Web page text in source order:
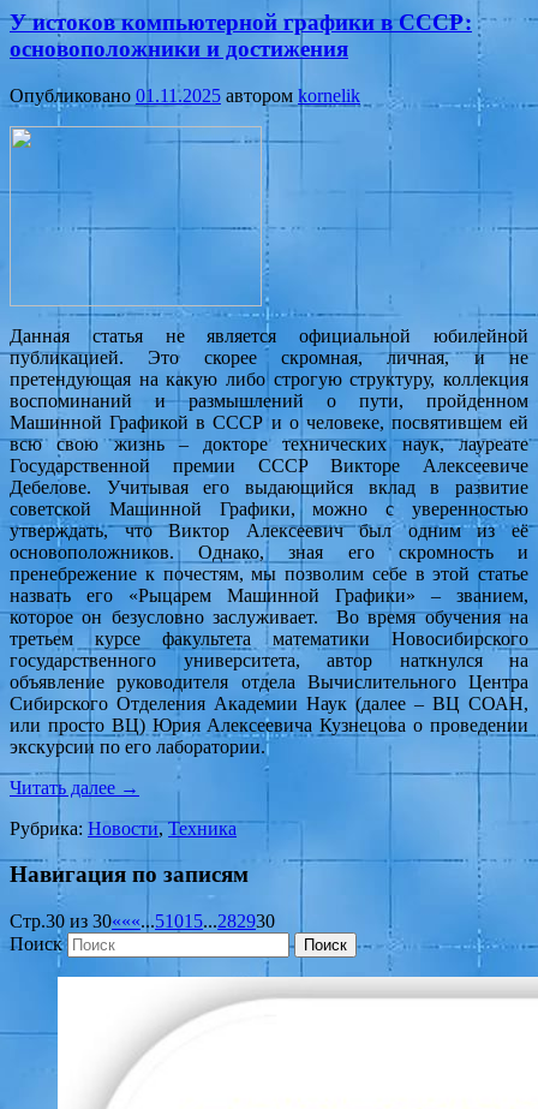
У истоков компьютерной графики в СССР:
основоположники и достижения
Опубликовано 01.11.2025 автором kornelik
Данная статья не является официальной юбилейной
публикацией. Это скорее скромная, личная, и не
претендующая на какую либо строгую структуру, коллекция
воспоминаний и размышлений о пути, пройденном
Машинной Графикой в СССР и о человеке, посвятившем ей
всю свою жизнь – докторе технических наук, лауреате
Государственной премии СССР Викторе Алексеевиче
Дебелове. Учитывая его выдающийся вклад в развитие
советской Машинной Графики, можно с уверенностью
утверждать, что Виктор Алексеевич был одним из её
основоположников. Однако, зная его скромность и
пренебрежение к почестям, мы позволим себе в этой статье
назвать его «Рыцарем Машинной Графики» – званием,
которое он безусловно заслуживает. Во время обучения на
третьем курсе факультета математики Новосибирского
государственного университета, автор наткнулся на
объявление руководителя отдела Вычислительного Центра
Сибирского Отделения Академии Наук (далее – ВЦ СОАН,
или просто ВЦ) Юрия Алексеевича Кузнецова о проведении
экскурсии по его лаборатории.
Читать далее →
Рубрика: Новости,Техника
Навигация по записям
Стр.30 из 30«««...51015...282930
Поиск